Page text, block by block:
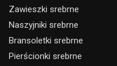
Zawieszki srebrne
Naszyjniki srebrne
Bransoletki srebrne
Pierścionki srebrne